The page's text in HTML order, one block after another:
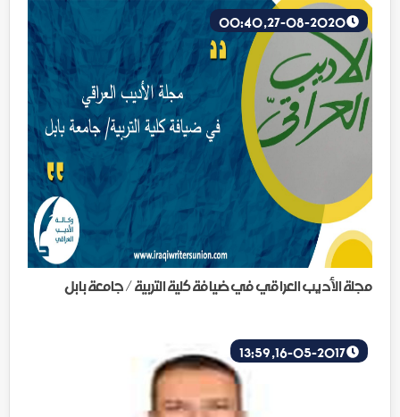
مجلة الأديب العراقي في ضيافة كلية التربية / جامعة بابل